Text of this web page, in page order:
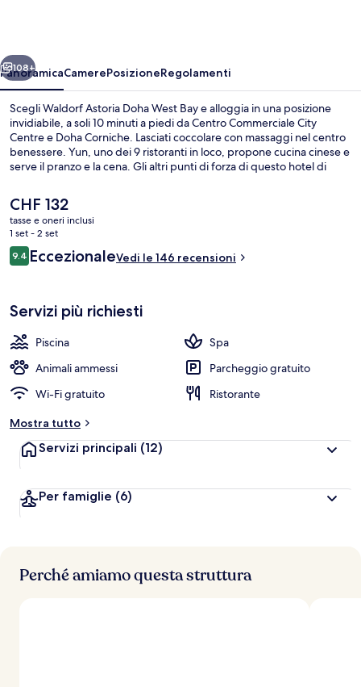
Avanti
108+
PanoramicaCamerePosizioneRegolamenti
Scegli Waldorf Astoria Doha West Bay e alloggia in una posizione
invidiabile, a soli 10 minuti a piedi da Centro Commerciale City
Centre e Doha Corniche. Lasciati coccolare con massaggi nel centro
benessere. Yun, uno dei 9 ristoranti in loco, propone cucina cinese e
serve il pranzo e la cena. Gli altri punti di forza di questo hotel di
pubblici sono a poca distanza: Stazione metro di DECC è a 13 min a
piedi.
Il
prezzo
attuale
è
CHF 132
CHF 132
tasse e oneri inclusi
1 set - 2 set
Recensioni
9.49.4 su 10
EccezionaleVedi le 146 recensioni
Servizi più richiesti
Piscina
Spa
Animali ammessi
Parcheggio gratuito
Wi-Fi gratuito
Ristorante
Mostra tutto
Servizi principali (12)
Per famiglie (6)
Perché amiamo questa struttura